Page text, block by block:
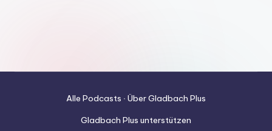
Alle Podcasts ∙ Über Gladbach Plus
Gladbach Plus unterstützen